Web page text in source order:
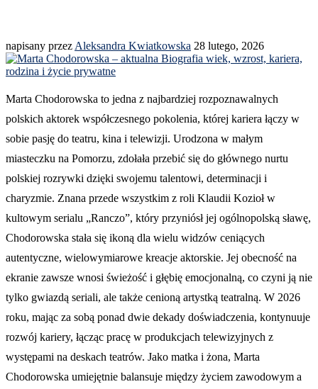
napisany przez Aleksandra Kwiatkowska 28 lutego, 2026
Marta Chodorowska to jedna z najbardziej rozpoznawalnych
polskich aktorek współczesnego pokolenia, której kariera łączy w
sobie pasję do teatru, kina i telewizji. Urodzona w małym
miasteczku na Pomorzu, zdołała przebić się do głównego nurtu
polskiej rozrywki dzięki swojemu talentowi, determinacji i
charyzmie. Znana przede wszystkim z roli Klaudii Kozioł w
kultowym serialu „Ranczo”, który przyniósł jej ogólnopolską sławę,
Chodorowska stała się ikoną dla wielu widzów ceniących
autentyczne, wielowymiarowe kreacje aktorskie. Jej obecność na
ekranie zawsze wnosi świeżość i głębię emocjonalną, co czyni ją nie
tylko gwiazdą seriali, ale także cenioną artystką teatralną. W 2026
roku, mając za sobą ponad dwie dekady doświadczenia, kontynuuje
rozwój kariery, łącząc pracę w produkcjach telewizyjnych z
występami na deskach teatrów. Jako matka i żona, Marta
Chodorowska umiejętnie balansuje między życiem zawodowym a